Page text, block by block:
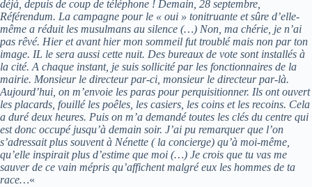
déjà, depuis de coup de téléphone ! Demain, 28 septembre,
Référendum. La campagne pour le « oui » tonitruante et sûre d’elle-
même a réduit les musulmans au silence (…) Non, ma chérie, je n’ai
pas rêvé. Hier et avant hier mon sommeil fut troublé mais non par ton
image. IL le sera aussi cette nuit. Des bureaux de vote sont installés à
la cité. A chaque instant, je suis sollicité par les fonctionnaires de la
mairie. Monsieur le directeur par-ci, monsieur le directeur par-là.
Aujourd’hui, on m’envoie les paras pour perquisitionner. Ils ont ouvert
les placards, fouillé les poêles, les casiers, les coins et les recoins. Cela
a duré deux heures. Puis on m’a demandé toutes les clés du centre qui
est donc occupé jusqu’à demain soir. J’ai pu remarquer que l’on
s’adressait plus souvent à Nénette ( la concierge) qu’à moi-même,
qu’elle inspirait plus d’estime que moi (…) Je crois que tu vas me
sauver de ce vain mépris qu’affichent malgré eux les hommes de ta
race…«